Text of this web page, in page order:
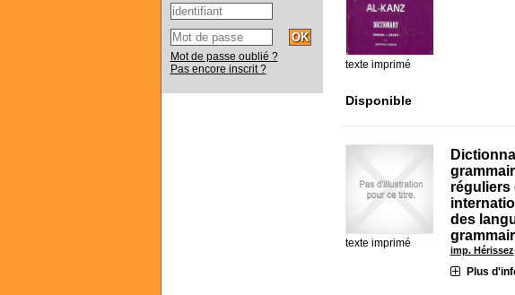
texte imprimé
Disponible
texte imprimé
réguliers
des
imp. Hérissez
Plus
Mot de passe oublié ?
Pas encore inscrit ?